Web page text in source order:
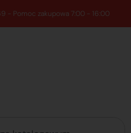
zakupowa 7:00 - 16:00